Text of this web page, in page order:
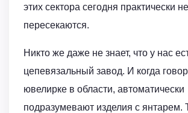
этих сектора сегодня практически не
пересекаются.
Никто же даже не знает, что у нас
цепевязальный завод. И когда
ювелирке в области, автоматически
подразумевают изделия с янтарем.